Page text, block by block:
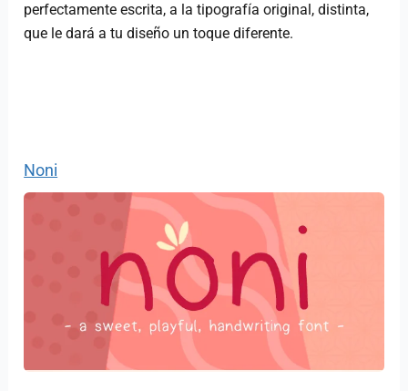
perfectamente escrita, a la tipografía original, distinta,
que le dará a tu diseño un toque diferente.
Noni